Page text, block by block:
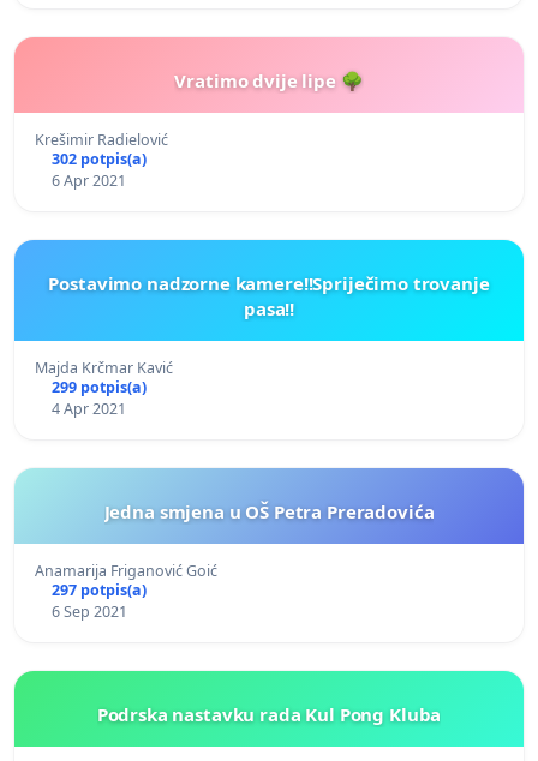
Vratimo dvije lipe 🌳
Krešimir Radielović
302 potpis(a)
6 Apr 2021
Postavimo nadzorne kamere!!Spriječimo trovanje
pasa!!
Majda Krčmar Kavić
299 potpis(a)
4 Apr 2021
Jedna smjena u OŠ Petra Preradovića
Anamarija Friganović Goić
297 potpis(a)
6 Sep 2021
Podrska nastavku rada Kul Pong Kluba